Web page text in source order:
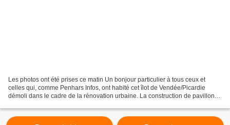
Les photos ont été prises ce matin Un bonjour particulier à tous ceux et
celles qui, comme Penhars Infos, ont habité cet îlot de Vendée/Picardie
démoli dans le cadre de la rénovation urbaine. La construction de pavillons